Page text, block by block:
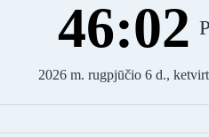
46:02
2026 m. rugpjūčio 6 d.,